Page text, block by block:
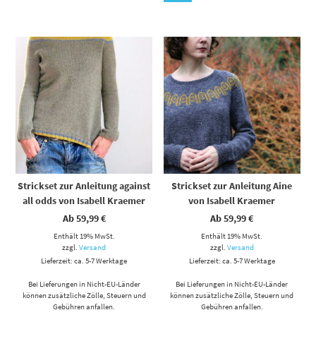
Dieses Produkt weist mehrere Varianten auf. Die Optionen können auf der Produktseite gewählt werden
Strickset zur Anleitung against
all odds von Isabell Kraemer
Ab59,99€
Enthält 19% MwSt.
zzgl.Versand
Lieferzeit: ca. 5-7 Werktage
Bei Lieferungen in Nicht-EU-Länder
können zusätzliche Zölle, Steuern und
Gebühren anfallen.
Dieses Produkt weist mehrere Varianten auf. Die Optionen können auf der Produktseite gewählt werden
Strickset zur Anleitung Aine
von Isabell Kraemer
Ab59,99€
Enthält 19% MwSt.
zzgl. Versand
Lieferzeit: ca. 5-7 Werktage
Bei Lieferungen in Nicht-EU-Länder
können zusätzliche Zölle, Steuern und
Gebühren anfallen.